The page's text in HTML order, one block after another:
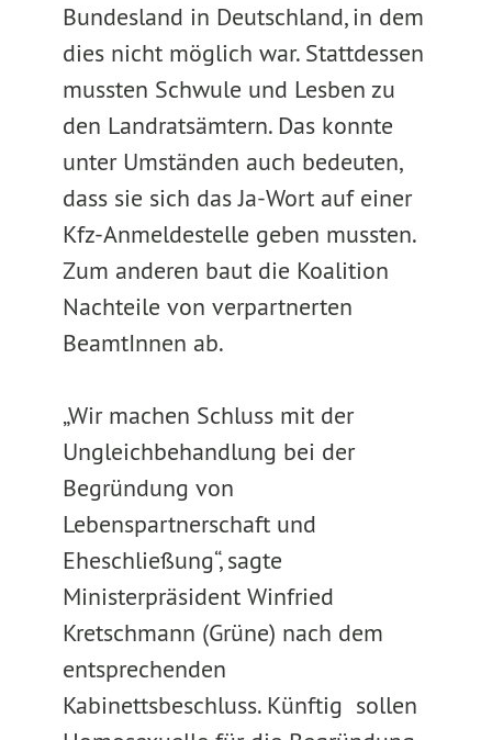
Bundesland in Deutschland, in dem
dies nicht möglich war. Stattdessen
mussten Schwule und Lesben zu
den Landratsämtern. Das konnte
unter Umständen auch bedeuten,
dass sie sich das Ja-Wort auf einer
Kfz-Anmeldestelle geben mussten.
Zum anderen baut die Koalition
Nachteile von verpartnerten
BeamtInnen ab.
„Wir machen Schluss mit der
Ungleichbehandlung bei der
Begründung von
Lebenspartnerschaft und
Eheschließung“, sagte
Ministerpräsident Winfried
Kretschmann (Grüne) nach dem
entsprechenden
Kabinettsbeschluss. Künftig sollen